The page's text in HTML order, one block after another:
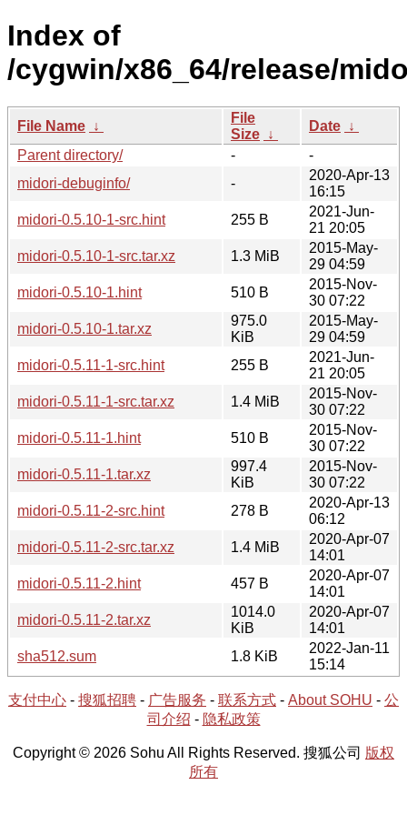
Index of
/cygwin/x86_64/release/
File Name ↓
File
Size ↓
Date ↓
Parent directory/
-
-
midori-debuginfo/
-
2020-Apr-13
16:15
midori-0.5.10-1-src.hint
255 B
2021-Jun-
21 20:05
midori-0.5.10-1-src.tar.xz
1.3 MiB
2015-May-
29 04:59
midori-0.5.10-1.hint
510 B
2015-Nov-
30 07:22
midori-0.5.10-1.tar.xz
975.0
KiB
2015-May-
29 04:59
midori-0.5.11-1-src.hint
255 B
2021-Jun-
21 20:05
midori-0.5.11-1-src.tar.xz
1.4 MiB
2015-Nov-
30 07:22
midori-0.5.11-1.hint
510 B
2015-Nov-
30 07:22
midori-0.5.11-1.tar.xz
997.4
KiB
2015-Nov-
30 07:22
midori-0.5.11-2-src.hint
278 B
2020-Apr-13
06:12
midori-0.5.11-2-src.tar.xz
1.4 MiB
2020-Apr-07
14:01
midori-0.5.11-2.hint
457 B
2020-Apr-07
14:01
midori-0.5.11-2.tar.xz
1014.0
KiB
2020-Apr-07
14:01
sha512.sum
1.8 KiB
2022-Jan-11
15:14
支付中心 - 搜狐招聘 - 广告服务 - 联系方式 - About SOHU - 公
司介绍 - 隐私政策
Copyright © 2026 Sohu All Rights Reserved. 搜狐公司 版权
所有